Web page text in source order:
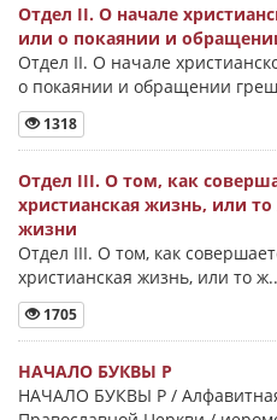
Отдел II. О начале
или о покаянии и
Отдел II. О начале
о покаянии и обращении
1318
Отдел III. О том, как
христианская жизнь, или
жизни
Отдел III. О том, как
христианская жизнь, или то
1705
НАЧАЛО БУКВЫ Ρ
НАЧАЛО БУКВЫ Ρ /